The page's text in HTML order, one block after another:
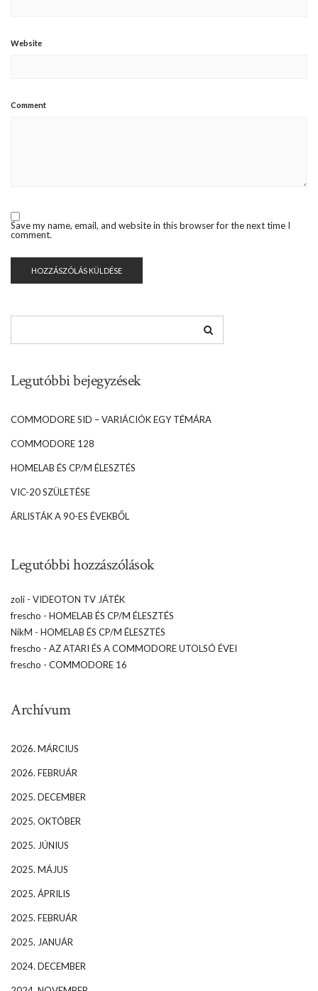
Website
Comment
Save my name, email, and website in this browser for the next time I
comment.
Legutóbbi bejegyzések
COMMODORE SID – VARIÁCIÓK EGY TÉMÁRA
COMMODORE 128
HOMELAB ÉS CP/M ÉLESZTÉS
VIC-20 SZÜLETÉSE
ÁRLISTÁK A 90-ES ÉVEKBŐL
Legutóbbi hozzászólások
zoli - VIDEOTON TV JÁTÉK
frescho - HOMELAB ÉS CP/M ÉLESZTÉS
NikM - HOMELAB ÉS CP/M ÉLESZTÉS
frescho - AZ ATARI ÉS A COMMODORE UTOLSÓ ÉVEI
frescho - COMMODORE 16
Archívum
2026. MÁRCIUS
2026. FEBRUÁR
2025. DECEMBER
2025. OKTÓBER
2025. JÚNIUS
2025. MÁJUS
2025. ÁPRILIS
2025. FEBRUÁR
2025. JANUÁR
2024. DECEMBER